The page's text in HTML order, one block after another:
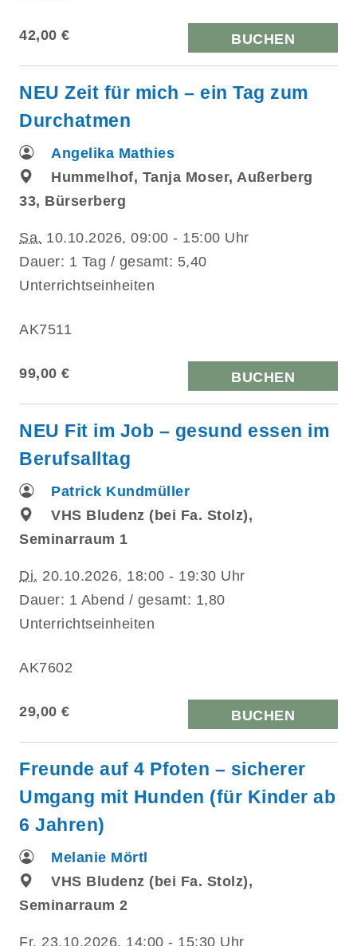
42,00 € BUCHEN
NEU Zeit für mich – ein Tag zum
Durchatmen
Angelika Mathies
Hummelhof, Tanja Moser, Außerberg
33, Bürserberg
Sa. 10.10.2026, 09:00 - 15:00 Uhr
Dauer: 1 Tag / gesamt: 5,40
Unterrichtseinheiten
AK7511
99,00 € BUCHEN
NEU Fit im Job – gesund essen im
Berufsalltag
Patrick Kundmüller
VHS Bludenz (bei Fa. Stolz),
Seminarraum 1
Di. 20.10.2026, 18:00 - 19:30 Uhr
Dauer: 1 Abend / gesamt: 1,80
Unterrichtseinheiten
AK7602
29,00 € BUCHEN
Freunde auf 4 Pfoten – sicherer
Umgang mit Hunden (für Kinder ab
6 Jahren)
Melanie Mörtl
VHS Bludenz (bei Fa. Stolz),
Seminarraum 2
Fr. 23.10.2026, 14:00 - 15:30 Uhr